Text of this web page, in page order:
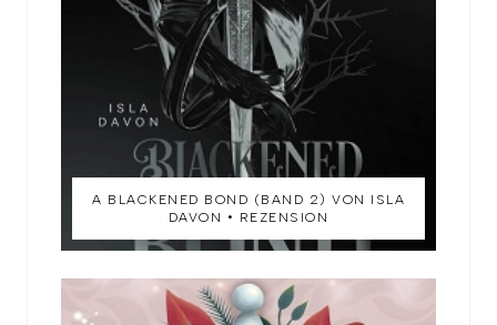
A BLACKENED BOND (BAND 2) VON ISLA
DAVON • REZENSION